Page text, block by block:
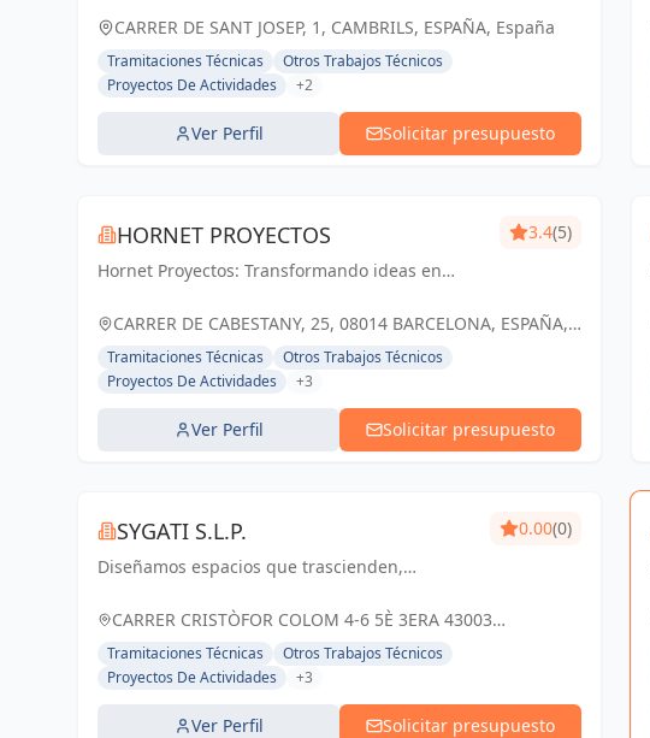
Tarragona. Tu visión, nuestra solución.
CARRER DE SANT JOSEP, 1, CAMBRILS, ESPAÑA, España
Tramitaciones Técnicas
Otros Trabajos Técnicos
Proyectos De Actividades
+2
Ver Perfil Solicitar presupuesto
HORNET PROYECTOS
Hornet Proyectos: Transformando ideas en
impulsando el crecimiento de nuestros clientes
3.4(5)
CARRER DE CABESTANY, 25, 08014 BARCELONA, ESPAÑA,
España
Tramitaciones Técnicas
Otros Trabajos Técnicos
Proyectos De Actividades
+3
Ver Perfil Solicitar presupuesto
SYGATI S.L.P.
Diseñamos espacios que trascienden,
inspirar y mejorar la vida de las personas
0.00(0)
CARRER CRISTÒFOR COLOM 4-6 5È 3ERA 43003
TARRAGONA, España
Tramitaciones Técnicas
Otros Trabajos Técnicos
Proyectos De Actividades
+3
Ver Perfil Solicitar presupuesto